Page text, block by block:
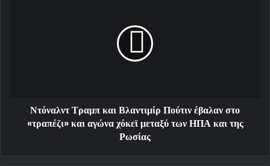
Ντόναλντ Τραμπ και Βλαντιμίρ Πούτιν έβαλαν στο
«τραπέζι» και αγώνα χόκεϊ μεταξύ των ΗΠΑ και της
Ρωσίας